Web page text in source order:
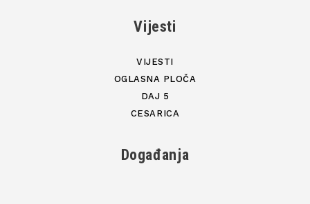
Vijesti
VIJESTI
OGLASNA PLOČA
DAJ 5
CESARICA
Događanja